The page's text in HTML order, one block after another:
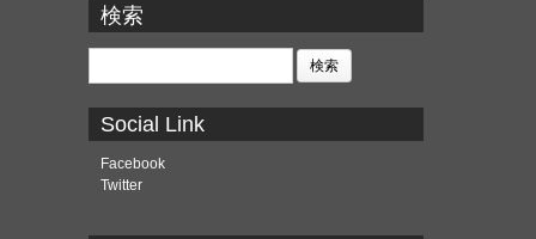
カ
イ
ブ
検索
検
Social Link
Facebook
Twitter